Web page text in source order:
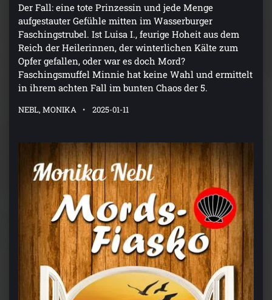
Der Fall: eine tote Prinzessin und jede Menge
aufgestauter Gefühle mitten im Wasserburger
Faschingstrubel. Ist Luisa I., feurige Hoheit aus dem
Reich der Heilerinnen, der winterlichen Kälte zum
Opfer gefallen, oder war es doch Mord?
Faschingsmuffel Minnie hat keine Wahl und ermittelt
in ihrem achten Fall im bunten Chaos der 5.
NEBL, MONIKA 2025-01-11